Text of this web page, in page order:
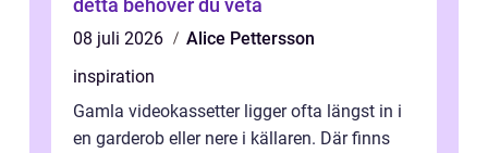
detta behöver du veta
08 juli 2026
Alice Pettersson
inspiration
Gamla videokassetter ligger ofta längst in i
en garderob eller nere i källaren. Där finns